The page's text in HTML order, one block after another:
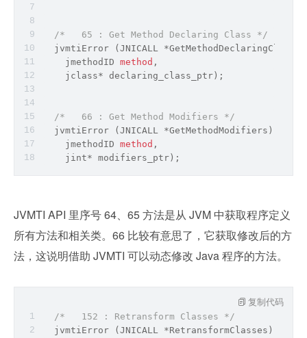
/*   65 : Get Method Declaring Class */
jvmtiError (JNICALL *GetMethodDeclaringClass)
    jmethodID
method ,
    jclass* declaring_class_ptr);
/*   66 : Get Method Modifiers */
jvmtiError (JNICALL *GetMethodModifiers)
    jmethodID
method ,
    jint* modifiers_ptr);
JVMTI API 里序号 64、65 方法是从 JVM 中获取程序定义
所有方法和相关类。66 比较有意思了，它获取修改后的方
法，这说明借助 JVMTI 可以动态修改 Java 程序的方法。
/*   152 : Retransform Classes */
jvmtiError (JNICALL *RetransformClasses)
复制代码